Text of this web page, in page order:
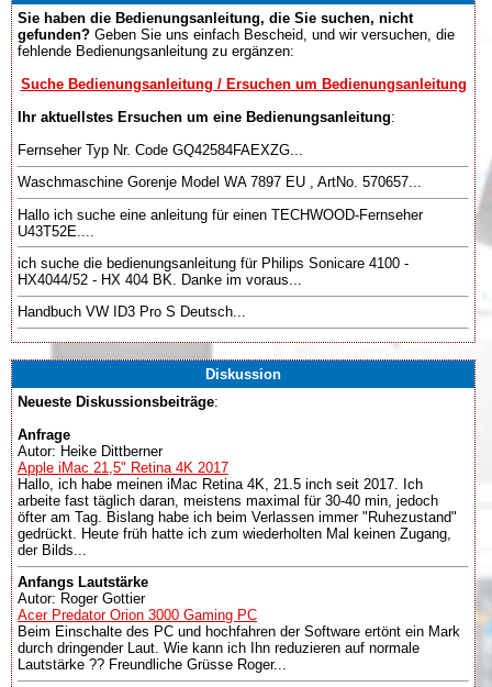
Sie haben die Bedienungsanleitung, die Sie suchen, nicht
gefunden? Geben Sie uns einfach Bescheid, und wir versuchen, die
fehlende Bedienungsanleitung zu ergänzen:
Suche Bedienungsanleitung / Ersuchen um Bedienungsanleitung
Ihr aktuellstes Ersuchen um eine Bedienungsanleitung:
Fernseher Typ Nr. Code GQ42584FAEXZG...
Waschmaschine Gorenje Model WA 7897 EU , ArtNo. 570657...
Hallo ich suche eine anleitung für einen TECHWOOD-Fernseher
U43T52E....
ich suche die bedienungsanleitung für Philips Sonicare 4100 -
HX4044/52 - HX 404 BK. Danke im voraus...
Handbuch VW ID3 Pro S Deutsch...
Diskussion
Neueste Diskussionsbeiträge:
Anfrage
Autor: Heike Dittberner
Apple iMac 21,5" Retina 4K 2017
Hallo, ich habe meinen iMac Retina 4K, 21.5 inch seit 2017. Ich
arbeite fast täglich daran, meistens maximal für 30-40 min, jedoch
öfter am Tag. Bislang habe ich beim Verlassen immer "Ruhezustand"
gedrückt. Heute früh hatte ich zum wiederholten Mal keinen Zugang,
der Bilds...
Anfangs Lautstärke
Autor: Roger Gottier
Acer Predator Orion 3000 Gaming PC
Beim Einschalte des PC und hochfahren der Software ertönt ein Mark
durch dringender Laut. Wie kann ich Ihn reduzieren auf normale
Lautstärke ?? Freundliche Grüsse Roger...